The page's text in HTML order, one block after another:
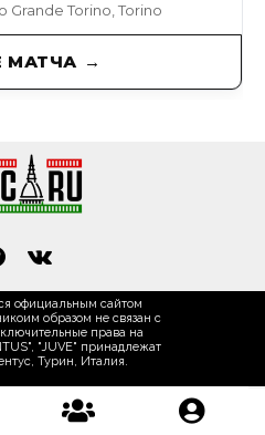
Grande Torino, Torino
МАТЧА
официальным сайтом
образом не связан с
права на
"JUVE" принадлежат
Турин, Италия.